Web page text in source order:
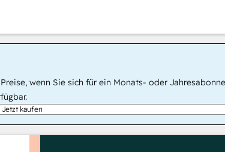
wenn Sie sich für ein Monats- oder
Jetzt kaufen